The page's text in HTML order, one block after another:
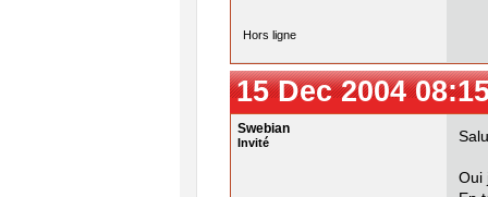
Hors ligne
15 Dec 2004
Swebian
Invité
Oui